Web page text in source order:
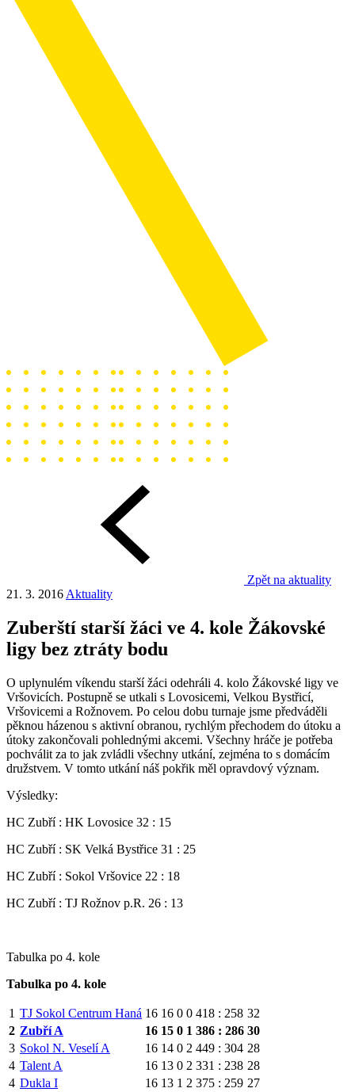
Zpět na aktuality
21. 3. 2016 Aktuality
Zuberští starší žáci ve 4. kole Žákovské
ligy bez ztráty bodu
O uplynulém víkendu starší žáci odehráli 4. kolo Žákovské ligy ve
Vršovicích. Postupně se utkali s Lovosicemi, Velkou Bystřicí,
Vršovicemi a Rožnovem. Po celou dobu turnaje jsme předváděli
pěknou házenou s aktivní obranou, rychlým přechodem do útoku a
útoky zakončovali pohlednými akcemi. Všechny hráče je potřeba
pochválit za to jak zvládli všechny utkání, zejména to s domácím
družstvem. V tomto utkání náš pokřik měl opravdový význam.
Výsledky:
HC Zubří : HK Lovosice 32 : 15
HC Zubří : SK Velká Bystřice 31 : 25
HC Zubří : Sokol Vršovice 22 : 18
HC Zubří : TJ Rožnov p.R. 26 : 13
Tabulka po 4. kole
Tabulka po 4. kole
1 TJ Sokol Centrum Haná 16 16 0 0 418 : 258 32
2 Zubří A 16 15 0 1 386 : 286 30
3 Sokol N. Veselí A 16 14 0 2 449 : 304 28
4 Talent A 16 13 0 2 331 : 238 28
4 Dukla I 16 13 1 2 375 : 259 27